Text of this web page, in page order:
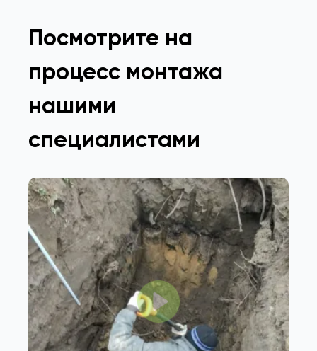
Посмотрите на
процесс монтажа
нашими
специалистами